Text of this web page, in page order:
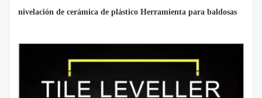
nivelación de cerámica de plástico Herramienta para baldosas